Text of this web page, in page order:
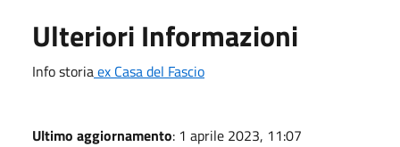
Ulteriori Informazioni
Info storiaex Casa del Fascio
Ultimo aggiornamento: 1 aprile 2023, 11:07